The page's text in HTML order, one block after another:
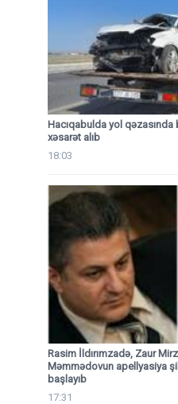
Hacıqabulda yol
xəsarət alıb
18:03
Rasim İldırımzadə, Zaur
Məmmədovun apellyasiya
başlayıb
17:31